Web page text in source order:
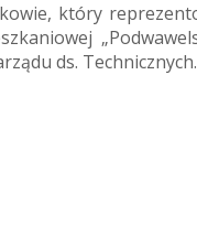
który
ds. Technicznych.